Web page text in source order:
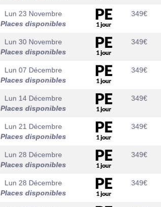
Lun 23 Novembre
Places disponibles
349€
Lun 30 Novembre
Places disponibles
349€
Lun 07 Décembre
Places disponibles
349€
Lun 14 Décembre
Places disponibles
349€
Lun 21 Décembre
Places disponibles
349€
Lun 28 Décembre
Places disponibles
349€
Lun 28 Décembre
Places disponibles
349€